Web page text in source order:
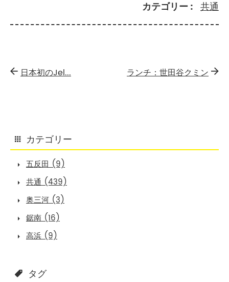
カテゴリー 共通
日本初のJel... ランチ：世田谷クミン
カテゴリー
五反田 (9)
共通 (439)
奥三河 (3)
鋸南 (16)
高浜 (9)
タグ